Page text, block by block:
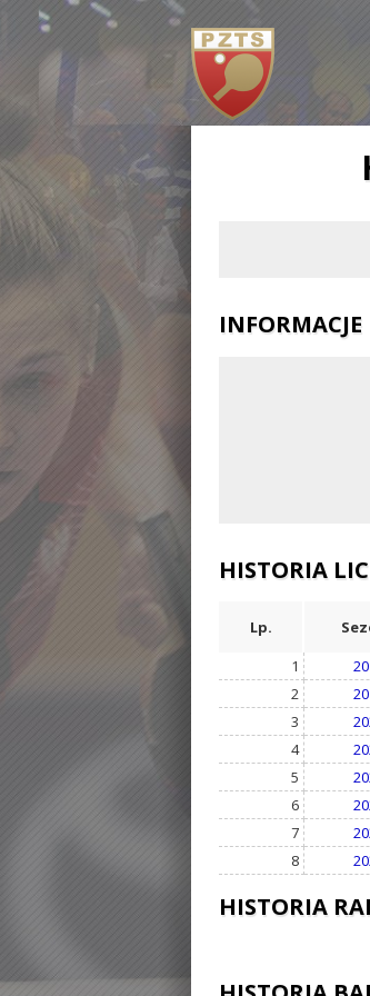
INFORMACJE
HISTORIA
Lp.
1
2
3
4
5
6
7
8
HISTORIA